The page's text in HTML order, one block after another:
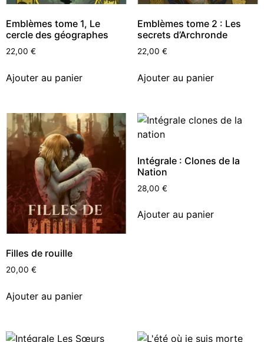
Emblèmes tome 1, Le
cercle des géographes
22,00 €
Ajouter au panier
Emblèmes tome 2 : Les
secrets d’Archronde
22,00 €
Ajouter au panier
Filles de rouille
20,00 €
Ajouter au panier
Intégrale : Clones de la
Nation
28,00 €
Ajouter au panier